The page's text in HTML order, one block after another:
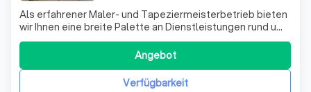
Als erfahrener Maler- und Tapeziermeisterbetrieb bieten
wir Ihnen eine breite Palette an Dienstleistungen rund um
Ihr Zuhause. Unser Ziel ist es, Ihre Projekte mit höchster
Kompetenz und Zuverlässigkeit umzusetzen. Ob im
Innen- oder Außenbereich, wir sind Ihr verlässlicher Partner
Verfügbarkeit
Angebot